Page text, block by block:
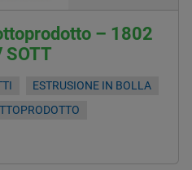
– 1802
SOTT
ESTRUSIONE IN BOLLA